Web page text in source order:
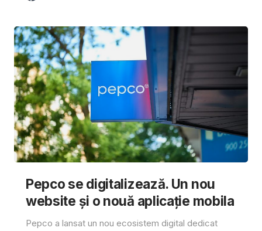
Pepco se digitalizează. Un nou
website și o nouă aplicație mobila
Pepco a lansat un nou ecosistem digital dedicat